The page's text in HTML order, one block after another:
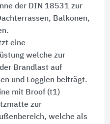
der DIN 18531 zur
Balkonen,
eine
welche zur
Brandlast auf
und Loggien beiträgt.
mit Broof (t1)
zur
welche als